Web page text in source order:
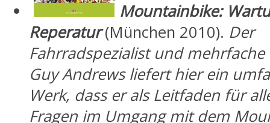
Mountainbike:
Reperatur(München 2010). Der
Fahrradspezialist und
Guy Andrews liefert hier ein
Werk, dass er als Leitfaden für
Fragen im Umgang mit dem